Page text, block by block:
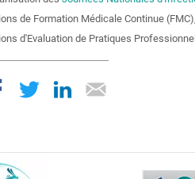
de Formation Médicale Continue
d'Evaluation de Pratiques